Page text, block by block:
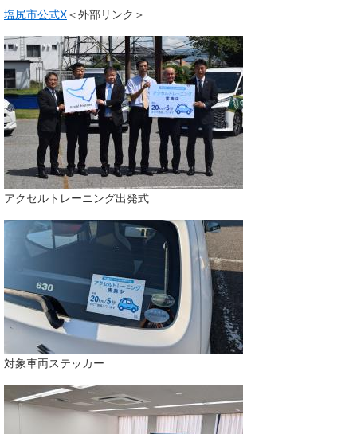
塩尻市公式X＜外部リンク＞
アクセルトレーニング出発式
対象車両ステッカー